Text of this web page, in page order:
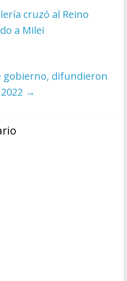
cruzó al Reino
a Milei
gobierno, difundieron
→